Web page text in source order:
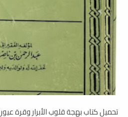
تحميل كتاب بهجة قلوب الأبرار وقرة